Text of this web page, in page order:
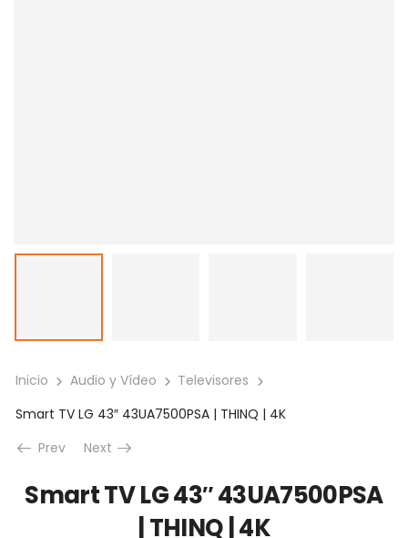
Inicio Audio y Vídeo
Televisores
Smart TV LG 43″ 43UA7500PSA | THINQ | 4K
Prev
Next
Smart TV LG 43″ 43UA7500PSA
| THINQ | 4K